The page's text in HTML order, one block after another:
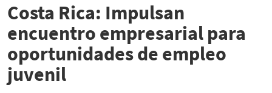
Costa Rica: Impulsan
encuentro empresarial para
oportunidades de empleo
juvenil